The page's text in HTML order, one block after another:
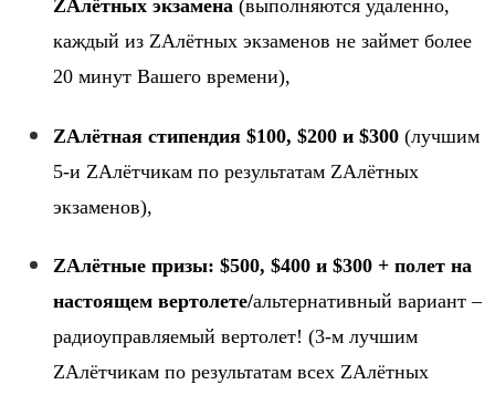
ZAлётных экзамена (выполняются удаленно,
каждый из ZAлётных экзаменов не займет более
20 минут Вашего времени),
ZAлётная стипендия $100, $200 и $300 (лучшим
5-и ZAлётчикам по результатам ZAлётных
экзаменов),
ZAлётные призы: $500, $400 и $300 + полет на
настоящем вертолете/альтернативный вариант –
радиоуправляемый вертолет! (3-м лучшим
ZAлётчикам по результатам всех ZAлётных